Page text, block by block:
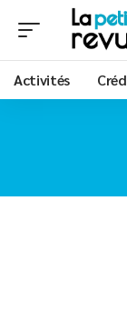
Activités